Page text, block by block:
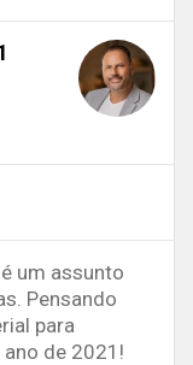
um assunto
Pensando
para
de 2021!